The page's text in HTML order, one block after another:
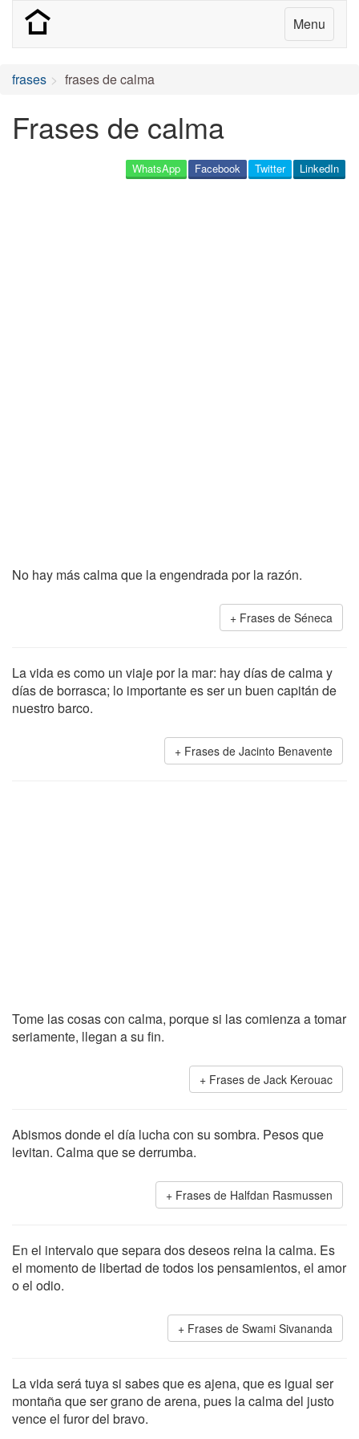
Menu
frases frases de calma
Frases de calma
LinkedIn
Twitter
Facebook
WhatsApp
No hay más calma que la engendrada por la razón.
Frases de Séneca
La vida es como un viaje por la mar: hay días de calma y
días de borrasca; lo importante es ser un buen capitán de
nuestro barco.
Frases de Jacinto Benavente
Tome las cosas con calma, porque si las comienza a tomar
seriamente, llegan a su fin.
Frases de Jack Kerouac
Abismos donde el día lucha con su sombra. Pesos que
levitan. Calma que se derrumba.
Frases de Halfdan Rasmussen
En el intervalo que separa dos deseos reina la calma. Es
el momento de libertad de todos los pensamientos, el amor
o el odio.
Frases de Swami Sivananda
La vida será tuya si sabes que es ajena, que es igual ser
montaña que ser grano de arena, pues la calma del justo
vence el furor del bravo.